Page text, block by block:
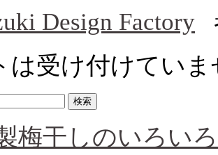
Design Factory
は受け付けてい
梅干しのいろいろ